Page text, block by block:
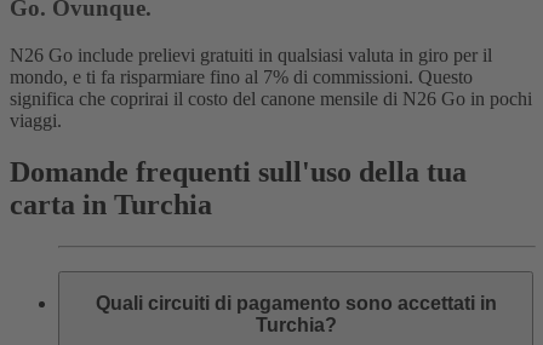
Go. Ovunque.
N26 Go include prelievi gratuiti in qualsiasi valuta in giro per il
mondo, e ti fa risparmiare fino al 7% di commissioni. Questo
significa che coprirai il costo del canone mensile di N26 Go in pochi
viaggi.
Domande frequenti sull'uso della tua
carta in Turchia
Quali circuiti di pagamento sono accettati in
Turchia?